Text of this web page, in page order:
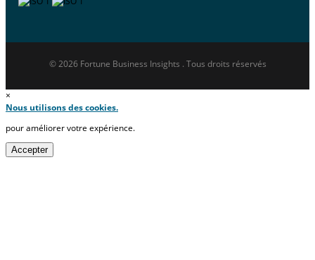
© 2026 Fortune Business Insights . Tous droits réservés
×
Nous utilisons des cookies.
pour améliorer votre expérience.
Accepter